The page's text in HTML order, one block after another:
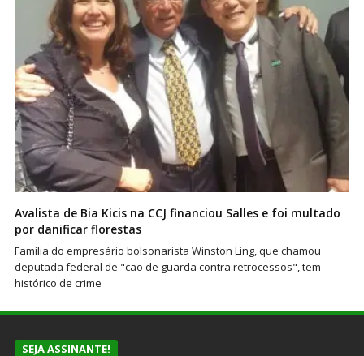
Avalista de Bia Kicis na CCJ financiou Salles e foi multado
por danificar florestas
Família do empresário bolsonarista Winston Ling, que chamou
deputada federal de "cão de guarda contra retrocessos", tem
histórico de crime
SEJA ASSINANTE!